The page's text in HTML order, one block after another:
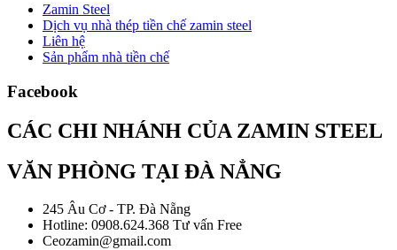
Zamin Steel
Dịch vụ nhà thép tiền chế zamin steel
Liên hệ
Sản phẩm nhà tiền chế
Facebook
CÁC CHI NHÁNH CỦA ZAMIN STEEL
VĂN PHÒNG TẠI ĐÀ NẲNG
245 Âu Cơ - TP. Đà Nẵng
Hotline: 0908.624.368 Tư vấn Free
Ceozamin@gmail.com